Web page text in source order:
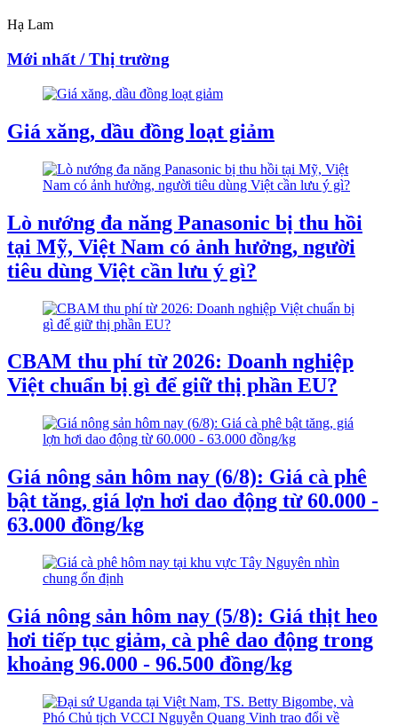
Hạ Lam
Mới nhất / Thị trường
Giá xăng, dầu đồng loạt giảm
Lò nướng đa năng Panasonic bị thu hồi
tại Mỹ, Việt Nam có ảnh hưởng, người
tiêu dùng Việt cần lưu ý gì?
CBAM thu phí từ 2026: Doanh nghiệp
Việt chuẩn bị gì để giữ thị phần EU?
Giá nông sản hôm nay (6/8): Giá cà phê
bật tăng, giá lợn hơi dao động từ 60.000 -
63.000 đồng/kg
Giá nông sản hôm nay (5/8): Giá thịt heo
hơi tiếp tục giảm, cà phê dao động trong
khoảng 96.000 - 96.500 đồng/kg